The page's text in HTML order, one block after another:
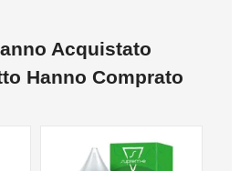
Acquistato
Hanno Comprato